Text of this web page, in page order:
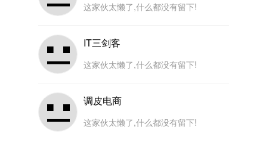
这家伙太懒了,什么都没有留下!
IT三剑客
这家伙太懒了,什么都没有留下!
调皮电商
这家伙太懒了,什么都没有留下!